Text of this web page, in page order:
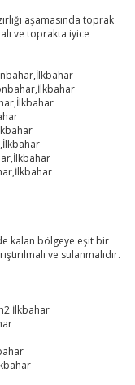
aşamasında toprak
ve toprakta iyice
kalan bölgeye eşit bir
ve sulanmalıdır.
İlkbahar